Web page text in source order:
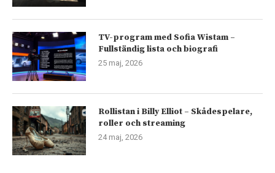
TV-program med Sofia Wistam –
Fullständig lista och biografi
25 maj, 2026
Rollistan i Billy Elliot – Skådespelare,
roller och streaming
24 maj, 2026